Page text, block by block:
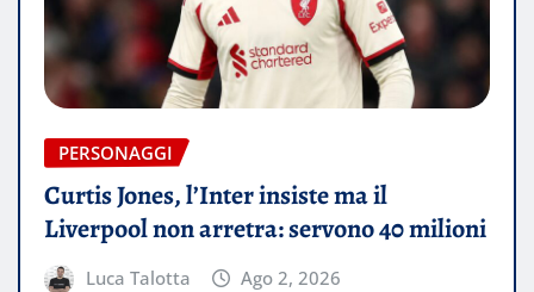
PERSONAGGI
Curtis Jones, l’Inter insiste ma il
Liverpool non arretra: servono 40 milioni
Luca Talotta Ago 2, 2026